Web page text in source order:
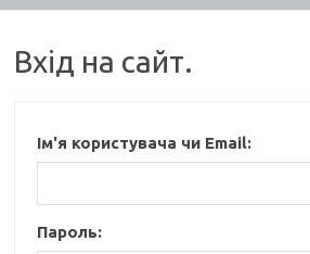
Вхід на сайт.
Ім'я користувача чи Email:
Пароль: